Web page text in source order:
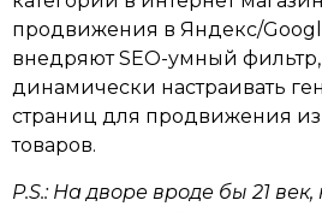
продвижения в Яндекс/
внедряют SEO-умный
динамически настраивать
страниц для продвижения из
товаров.
P.S.: На дворе вроде бы 21